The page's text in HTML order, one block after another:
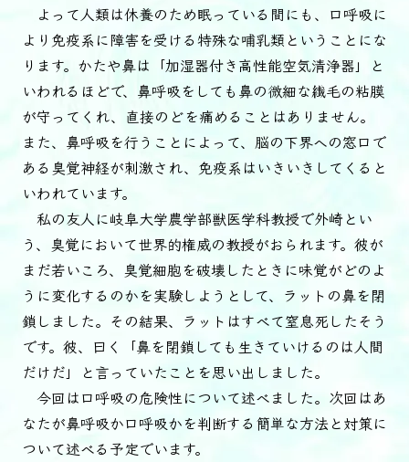
よって人類は休養のため眠っている間にも、口呼吸に
より免疫系に障害を受ける特殊な哺乳類ということにな
ります。かたや鼻は「加湿器付き高性能空気清浄器」と
いわれるほどで、鼻呼吸をしても鼻の微細な繊毛の粘膜
が守ってくれ、直接のどを痛めることはありません。
また、鼻呼吸を行うことによって、脳の下界への窓口で
ある臭覚神経が刺激され、免疫系はいきいきしてくると
いわれています。
私の友人に岐阜大学農学部獣医学科教授で外崎とい
う、臭覚において世界的権威の教授がおられます。彼が
まだ若いころ、臭覚細胞を破壊したときに味覚がどのよ
うに変化するのかを実験しようとして、ラットの鼻を閉
鎖しました。その結果、ラットはすべて窒息死したそう
です。彼、曰く「鼻を閉鎖しても生きていけるのは人間
だけだ」と言っていたことを思い出しました。
今回は口呼吸の危険性について述べました。次回はあ
なたが鼻呼吸か口呼吸かを判断する簡単な方法と対策に
ついて述べる予定でいます。